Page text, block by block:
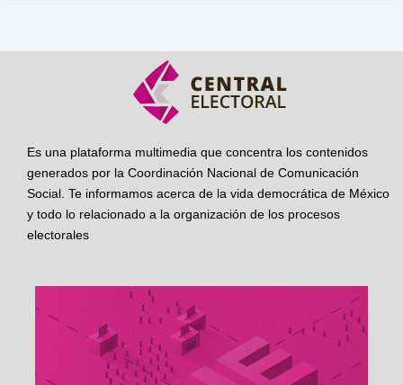
Es una plataforma multimedia que concentra los contenidos
generados por la Coordinación Nacional de Comunicación
Social. Te informamos acerca de la vida democrática de México
y todo lo relacionado a la organización de los procesos
electorales